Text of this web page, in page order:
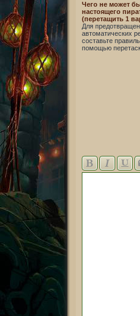
Чего не может
настоящего
(перетащить 1
Для
автоматических
составьте
помощью